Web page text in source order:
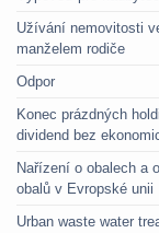
Užívání nemovitosti
manželem rodiče
Odpor
Konec prázdných
dividend bez
Nařízení o obalech a
obalů v Evropské unii
Urban waste water